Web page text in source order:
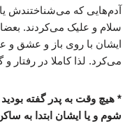
آدم‌هایی که می‌شناختندش یا
سلام و علیک می‌کردند.
ایشان با روی باز و عشق و
می‌کرد. لذا کاملا در رفتار
* هیچ وقت به پدر گفته
شوم و یا ایشان ابتدا به